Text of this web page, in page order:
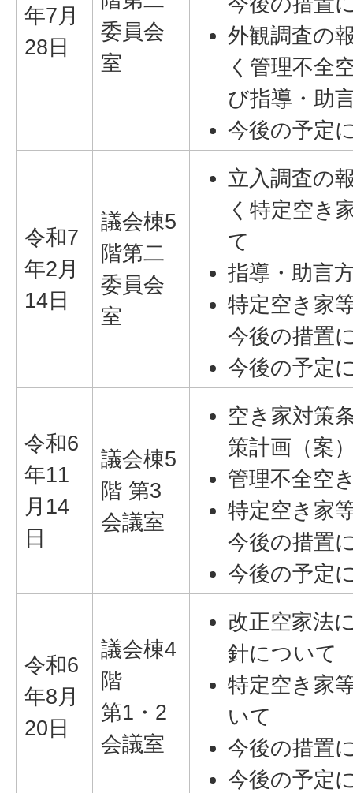
年7月
28日
委員会
室
外観調査の
く管理不全
び指導・助
今後の予定
令和7
年2月
14日
議会棟5
階第二
委員会
室
立入調査の
く特定空き
て
指導・助言
特定空き家
今後の措置
今後の予定
令和6
年11
月14
日
議会棟5
階 第3
会議室
空き家対策
策計画（案
管理不全空
特定空き家
今後の措置
今後の予定
令和6
年8月
20日
議会棟4
階
第1・2
会議室
改正空家法
針について
特定空き家
いて
今後の措置
今後の予定